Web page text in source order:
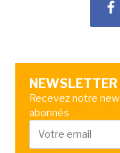
NEWSLETTER
Recevez notre
abonnés